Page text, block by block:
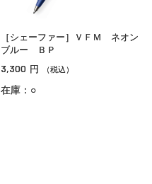
［シェーファー］ＶＦＭ ネオン
ブルー ＢＰ
3,300 円 （税込）
在庫：○